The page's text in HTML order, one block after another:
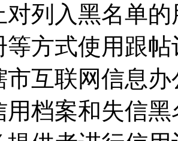
对列入黑名单
等方式使用跟
市互联网信息
用档案和失信